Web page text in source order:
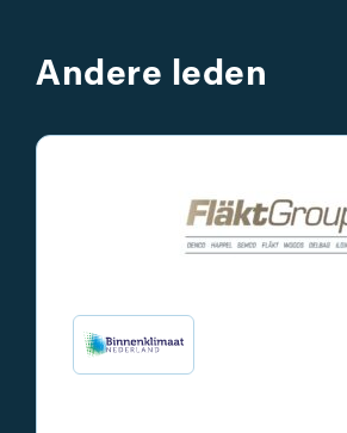
Andere leden